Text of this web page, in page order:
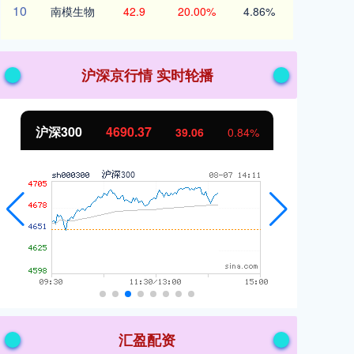
10 南模生物 42.9 20.00% 4.86%
沪深京行情 实时轮播
北证50 1133.11 10.23 0.91%
汇盈配资